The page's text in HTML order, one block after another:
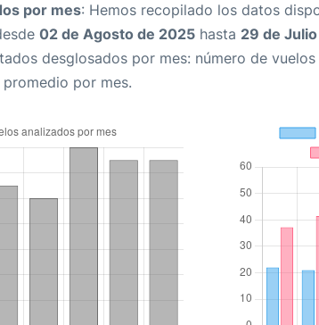
por mes: Hemos recopilado los datos
02 de Agosto de 2025 hasta 29 de
desglosados por mes: número de
por mes.